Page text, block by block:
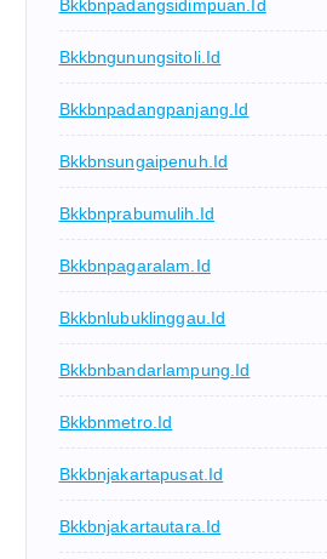
Bkkbnpadangsidimpuan.id
Bkkbngunungsitoli.id
Bkkbnpadangpanjang.id
Bkkbnsungaipenuh.id
Bkkbnprabumulih.id
Bkkbnpagaralam.id
Bkkbnlubuklinggau.id
Bkkbnbandarlampung.id
Bkkbnmetro.id
Bkkbnjakartapusat.id
Bkkbnjakartautara.id